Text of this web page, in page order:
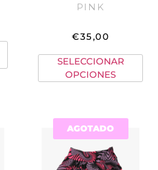
PINK
€35,00
SELECCIONAR
OPCIONES
AGOTADO